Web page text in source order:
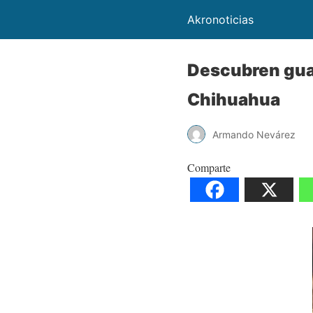
Akronoticias
Descubren
Chihuahua
Armando Nevárez
Comparte